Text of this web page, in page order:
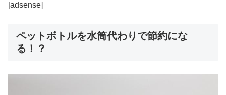
[adsense]
ペットボトルを水筒代わりで節約にな
る！？